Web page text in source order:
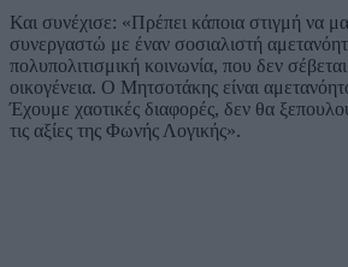
Και συνέχισε: «Πρέπει κάποια στιγμή να
συνεργαστώ με έναν σοσιαλιστή
πολυπολιτισμική κοινωνία, που δεν
οικογένεια. Ο Μητσοτάκης είναι
Έχουμε χαοτικές διαφορές, δεν θα
τις αξίες της Φωνής Λογικής».